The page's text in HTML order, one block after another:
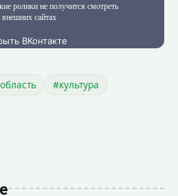
#культура